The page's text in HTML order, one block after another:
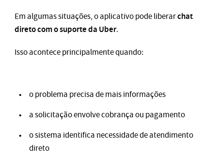
Em algumas situações, o aplicativo pode liberarchat
direto com o suporte da Uber.
Isso acontece principalmente quando:
o problema precisa de mais informações
a solicitação envolve cobrança ou pagamento
o sistema identifica necessidade de atendimento
direto